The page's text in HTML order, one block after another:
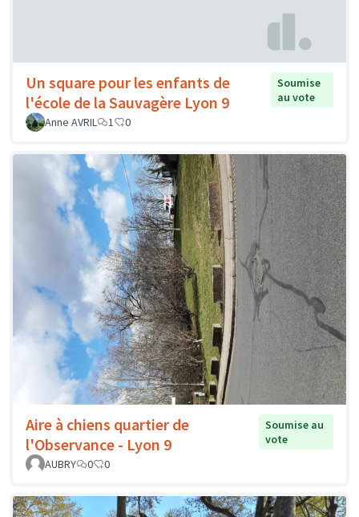
Un square pour les enfants de
l'école de la Sauvagère Lyon 9
Soumise
au vote
Anne AVRIL
1 0
Aire à chiens quartier de
l'Observance - Lyon 9
Soumise au
vote
AUBRY
0 0